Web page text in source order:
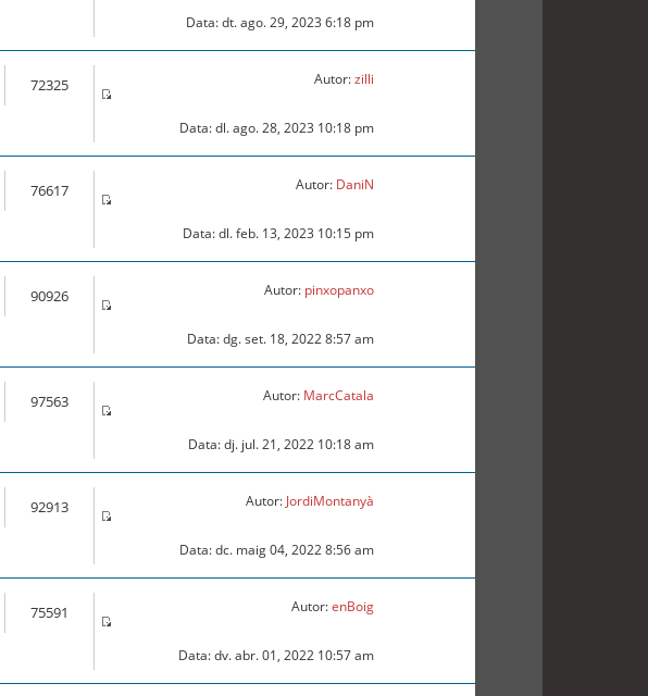
Data: dt. ago. 29, 2023 6:18 pm
72325 Autor:zilli
Data: dl. ago. 28, 2023 10:18 pm
76617 Autor: DaniN
Data: dl. feb. 13, 2023 10:15 pm
90926 Autor: pinxopanxo
Data: dg. set. 18, 2022 8:57 am
97563 Autor: MarcCatala
Data: dj. jul. 21, 2022 10:18 am
92913 Autor: JordiMontanyà
Data: dc. maig 04, 2022 8:56 am
75591 Autor:enBoig
Data: dv. abr. 01, 2022 10:57 am